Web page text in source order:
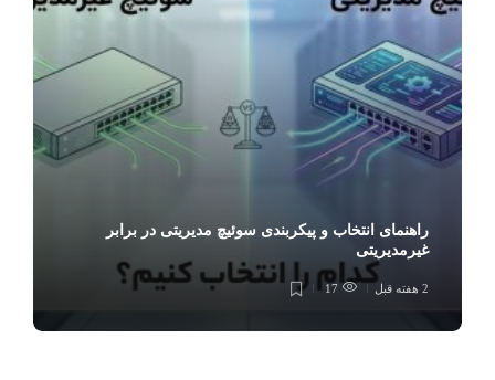
راهنمای انتخاب و پیکربندی سوئیچ مدیریتی در برابر
غیرمدیریتی
2 هفته قبل 17